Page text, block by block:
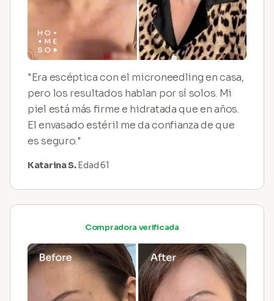
"Era escéptica con el microneedling en casa,
pero los resultados hablan por sí solos. Mi
piel está más firme e hidratada que en años.
El envasado estéril me da confianza de que
es seguro."
Katarina S. Edad 61
Compradora verificada